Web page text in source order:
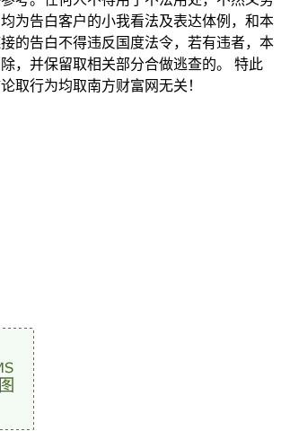
为告白客户的小我看法及表达体例，和本
的告白不得违反国度法令，若有违者，本
，并保留取相关部分合做逃查的。 特此
取行为均取南方财富网无关！